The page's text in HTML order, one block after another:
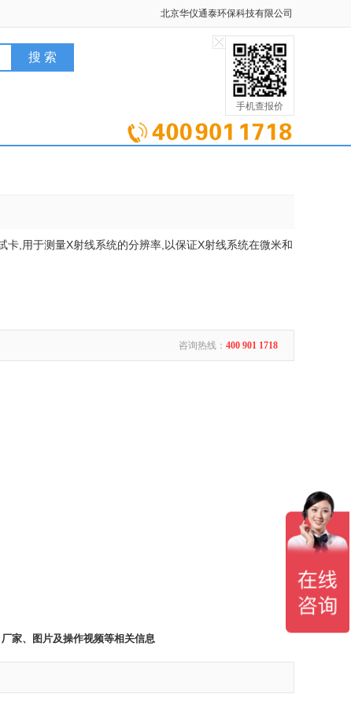
北京华仪通泰环保科技有限公司
手机查报价
,用于测量X射线系统的分辨率,以保证X射线系统在微米和
咨询热线： 400 901 1718
家、图片及操作视频等相关信息